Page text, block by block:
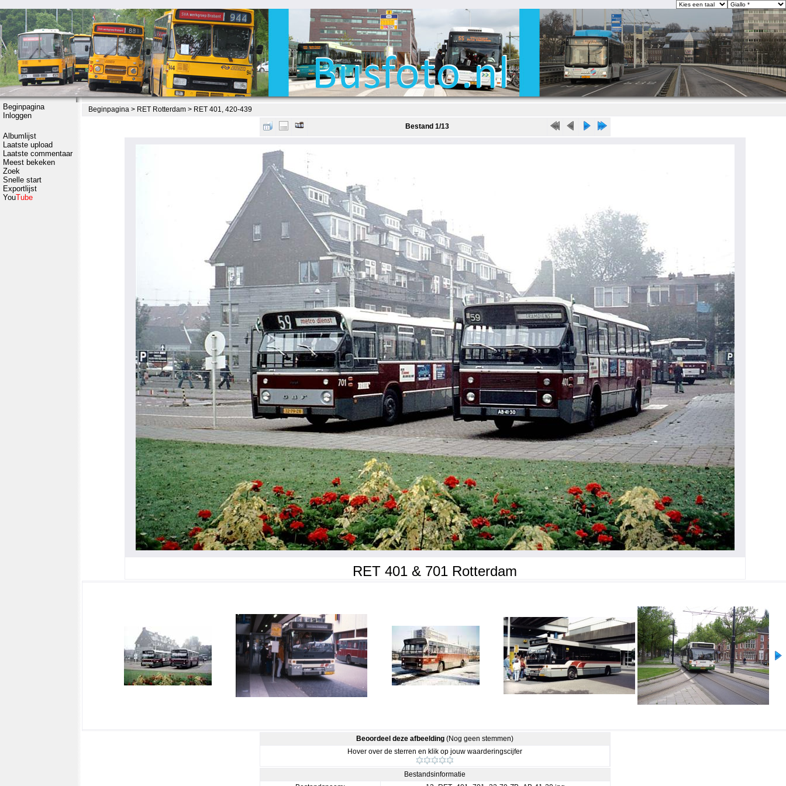
Beginpagina
Inloggen
Albumlijst
Laatste upload
Laatste commentaar
Meest bekeken
Zoek
Snelle start
Exportlijst
YouTube
Beginpagina > RET Rotterdam > RET 401, 420-439
Bestand 1/13
RET 401 & 701 Rotterdam
Beoordeel deze afbeelding (Nog geen stemmen)
Hover over de sterren en klik op jouw waarderingscijfer
Bestandsinformatie